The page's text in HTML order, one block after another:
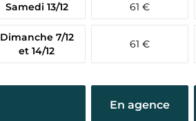
Samedi 13/12 61 €
Dimanche 7/12
et 14/12
61 €
En agence